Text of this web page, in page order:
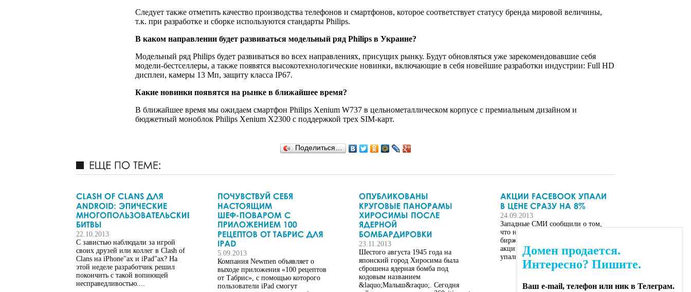
Следует также отметить качество производства телефонов и смартфонов, которое соответствует статусу бренда мировой величины,
т.к. при разработке и сборке используются стандарты Philips.
В каком направлении будет развиваться модельный ряд Philips в Украине?
Модельный ряд Philips будет развиваться во всех направлениях, присущих рынку. Будут обновляться уже зарекомендовавшие себя
модели-бестселлеры, а также появятся высокотехнологические новинки, включающие в себя новейшие разработки индустрии: Full HD
дисплеи, камеры 13 Мп, защиту класса IP67.
Какие новинки появятся на рынке в ближайшее время?
В ближайшее время мы ожидаем смартфон Philips Xenium W737 в цельнометаллическом корпусе с премиальным дизайном и
бюджетный моноблок Philips Xenium X2300 с поддержкой трех SIM-карт.
Поделиться…
22.10.2013
С завистью наблюдали за игрой
своих друзей или коллег в Clash of
Clans на iPhone"ах и iPad"ах? На
этой неделе разработчик решил
покончить с такой вопиющей
несправедливостью....
5.09.2013
Компания Newmen объявляет о
выходе приложения «100 рецептов
от Табрис», с помощью которого
пользователи iPad смогут
23.11.2013
Шестого августа 1945 года на
японский город Хиросима была
сброшена ядерная бомба под
кодовым названием
&laquo;Малыш&raquo;. Сегодня
24.09.2013
Западные СМИ сообщили о том,
что на торгах, проходивших на
бирже Nasdaq 21 мая текущего года,
акции социальной сети Facebook
упали в цене сразу на 8%
Домен продается.
Интересно? Пишите.
Ваш e-mail, телефон или ник в Телеграм.